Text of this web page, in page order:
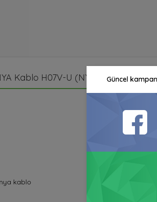
Güncel
Kablo H07V-U (NYA) 450/750 V
kablo